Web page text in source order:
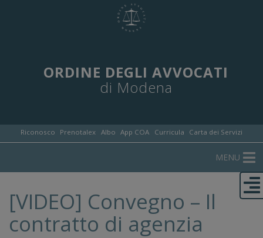
ORDINE DEGLI AVVOCATI
di Modena
Riconosco Prenotalex Albo App COA Curricula Carta dei Servizi
MENU
[VIDEO] Convegno – Il
contratto di agenzia